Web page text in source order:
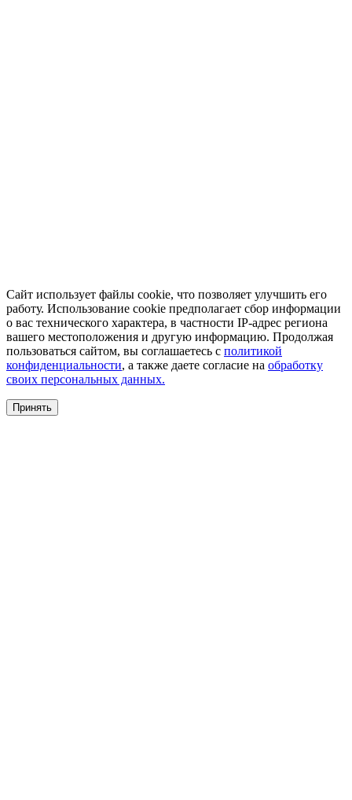
Сайт использует файлы cookie, что позволяет улучшить его
работу. Использование cookie предполагает сбор информации
о вас технического характера, в частности IP-адрес региона
вашего местоположения и другую информацию. Продолжая
пользоваться сайтом, вы соглашаетесь с политикой
конфиденциальности, а также даете согласие на обработку
своих персональных данных.
Принять